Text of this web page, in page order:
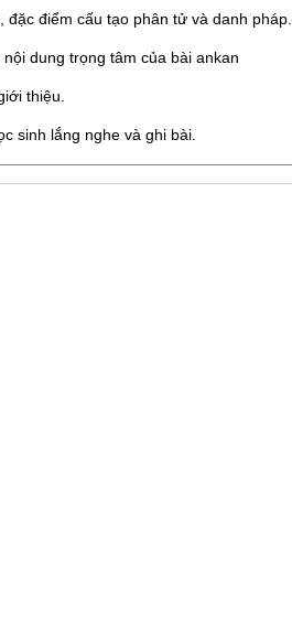
điểm cấu tạo phân tử và danh pháp.
dung trọng tâm của bài ankan
thiệu.
sinh lắng nghe và ghi bài.